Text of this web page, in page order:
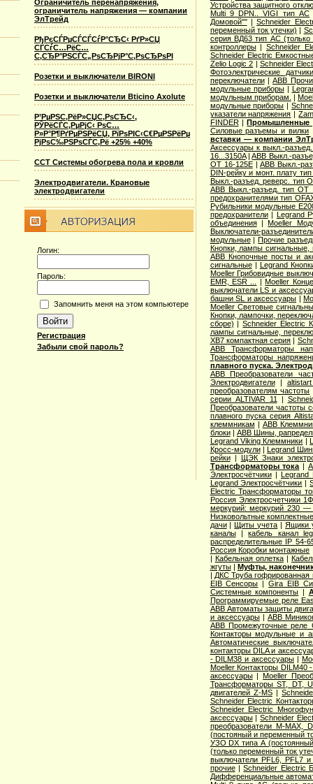
Ограничитель перенапряжения,
ограничитель напряжения — компании
ЭлТрейд
РђРєСЃРµСЃСЃСѓР°СЂС‹ РґР»СЏ
СЃСѓС…РёС…
С‚СЂР°РЅСЃС„РѕСЂРјР°С‚РѕСЂРѕРІ
Розетки и выключатели BIRONI
Розетки и выключатели Bticino Axolute
Р’РµРЅС‚РёР»СЏС‚РѕСЂС‹,
РЎРёСЃС‚РµРјС‹ РѕС…
Р»Р°Р¶РґРµРЅРёСЏ, РїРѕРІС‹С€РµРЅРёРµ
РјРѕС‰РЅРѕСЃС‚Рё +25% +40%
ССТ Системы обогрева пола и кровли
Электродвигатели. Крановые
электродвигатели
Логин:
Пароль:
Запомнить меня на этом компьютере
Регистрация
Забыли свой пароль?
Устройства защитного
Multi 9 DPN.. VIGI тип AС
Домовой""|Schneider
переменный ток утечки) |
серия ВД63 тип АС (только
контроллеры| Schneider
Schneider Electric
Zelio Logic 2 | Schneider
Фотоэлектрические датчики
переключатели|ABB
модульные приборы|
модульным приборам.
|
модульные приборы |
указатели напряжения |
FINDER|Промышленные
Cиловые разъемы и вилки
вставки — компании
Аксессуары к выкл.-
16...3150A|ABB Выкл.-
OT 16-125E| ABB Выкл.-
DIN-рейку и монт. плату
Выкл.-разъед. реверс. тип
ABB Выкл.-разъед. тип OT
предохранителями тип
Рубильники модульные
предохранители| Legrand
объединения|Moeller
Выключатели-
модульные|Прочие
Кнопки, лампы сигнальные,
ABB Кнопочные посты и
сигнальные| Legrand
Moeller Грибовидные
EMR, ESR ...
|Moeller
выключатели LS и
башни SL и аксессуары |
Moeller Световые
Кнопки, лампочки,
сборе) |Schneider Electric
лампы сигнальные,
XB7 компактная серия |
ABB Трансформаторы
Трансформаторы
плавного пуска.
ABB Преобразователи
Электродвигатели|
преобразователям частоты
серии ALTIVAR 11
|
Преобразователи частоты
плавного пуска серия
клеммникам | ABB
блоки| ABB Шины,
Legrand Viking Клеммники |
Кросс-модули| Legrand
рейки| ЩЭК Знаки
Трансформаторы тока |
Электросчётчики| Legrand
Legrand Электросчётчики |
Electric Трансформаторы
Россия Электросчетчики
меркурий: меркурий 230 —
Низковольтные
дачи|Щиты учета |Ящики
каналы|кабель канал
распределительные IP 54-
Россия Коробки монтажные
| Кабельная оплетка|
жгуты| Муфты,
| ДКС Труба гофрированная
EIB Сенсоры |Gira EIB
Системные компоненты |
Программируемые реле
ABB Автоматы защиты
и аксессуары|ABB
ABB Промежуточные реле
Контакторы модульные и
Автоматические
контакторы DILA и
- DILM38 и аксессуары |
Moeller Контакторы DILM40
аксессуары|Moeller
Трансформаторы ST, DT,
двигателей Z-MS|
Schneider Electric
Schneider Electric
аксессуары|Schneider
преобразователи M-MAX,
(постояный и переменный
УЗО DX типа А
(только переменный ток
выключатели PFL6, PFL7 и
прочие|Schneider Electric
Дифференциальные